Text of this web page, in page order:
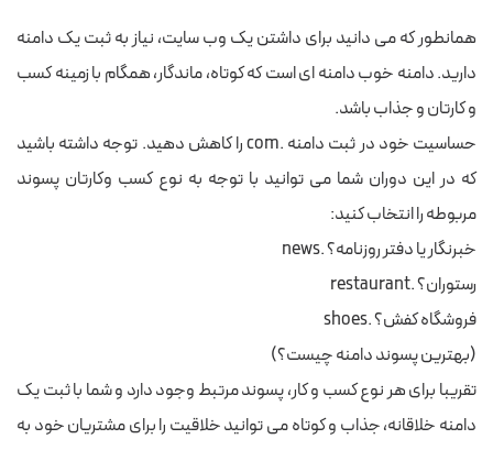
همانطور که می دانید برای داشتن یک وب سایت، نیاز به ثبت یک دامنه
دارید. دامنه خوب دامنه ای است که کوتاه، ماندگار، همگام با زمینه کسب
و کارتان و جذاب باشد.
حساسیت خود در ثبت دامنه .com را کاهش دهید. توجه داشته باشید
که در این دوران شما می توانید با توجه به نوع کسب وکارتان پسوند
مربوطه را انتخاب کنید:
خبرنگار یا دفتر روزنامه؟ .news
رستوران؟ .restaurant
فروشگاه کفش؟ .shoes
(بهترین پسوند دامنه چیست؟)
تقریبا برای هر نوع کسب و کار، پسوند مرتبط وجود دارد و شما با ثبت یک
دامنه خلاقانه، جذاب و کوتاه می توانید خلاقیت را برای مشتریان خود به